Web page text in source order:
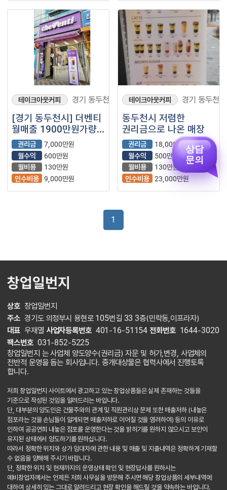
테이크아웃커피 경기 동두천시
[경기 동두천시] 더벤티
월매출 1900만원가량//
고수익.고매출매장
권리금
7,000만원
월수익
600만원
월비용
130만원
인수비용 9,000만원
테이크아웃커피 경기 동두천시
동두천시 저렴한
권리금으로 나온 매장
권리금
18,000만원
월수익
500만원
월비용
130만원
인수비용 23,000만원
1
창업일번지
상호 창업일번지
주소 경기도 의정부시 용현로 105번길 33 3층(민락동,이프라자)
대표 우재열 사업자등록번호 401-16-51154 전화번호 1644-3020
팩스번호 031-852-5225
창업일번지 는 사업체 양도양수(권리금) 자문 및 허가,변경, 사업체의
전반적 운영을 돕는 회사입니다. 중개대상물은 협력사에서 진행토록
합니다.
저희 창업일번지 사이트에서 광고하고 있는 창업상품들은 실제 존재하는 것들을
기준으로 작성된 것임을 알려드리는 바입니다.
단, 대부분의 양도인은 건물주와의 관계 및 직원관리상 문제 또한 매출저하 (내놓은
점포라는 것을 손님들이 알게되면 매출저하로 이어질 것을 염려하여) 등의 이유로
인하여 공공연희 내놓은 점포를 운영한다는 것을 밝히기를 원하지 않으시고 보안이
유지된 상태에서 양도하기를 원하십니다.
따라서 정확한 위치와 상가 임대차에 관한 내용 및 매출 및 지출내역은 정확하게 기재할
수 없음을 양해해 주시기 바랍니다.
단, 정확한 위치 및 현재까지의 운영상태 확인 및 현장답사를 원하시는
예비창업자께서는 언제든 저희 사무실을 방문해 주시면 해당 창업상품의 세부내역에
대하여 상세히 있는 그대로 알려드리고 현장 확인을 해드릴 것을 약속하는 바입니다.
상담
문의